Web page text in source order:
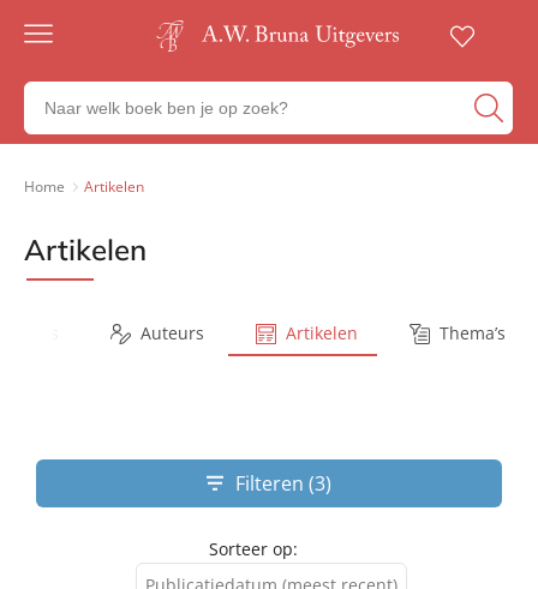
Gratis
23:00
besteld,
werkdag
Veilig
betalen
Zoeken
naar
boeken,
Home Artikelen
Artikelen
Auteurs Artikelen Thema’s
Filteren (3)
Sorteer op: